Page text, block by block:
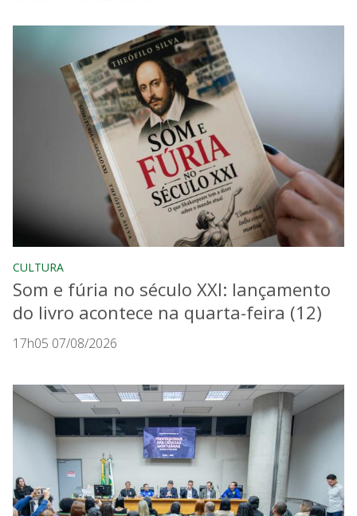
CULTURA
Som e fúria no século XXI: lançamento
do livro acontece na quarta-feira (12)
17h05 07/08/2026